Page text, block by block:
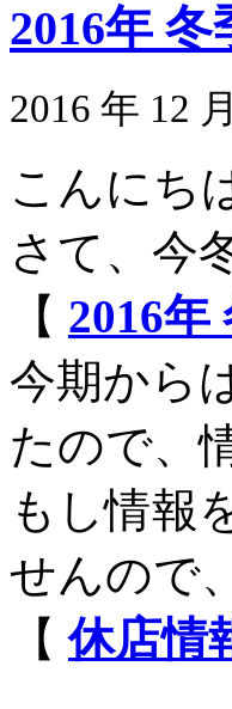
2016年
2016 年 12
こんにち
さて、今
【 2016年
今期から
たので、
もし情報
せんので
【休店情